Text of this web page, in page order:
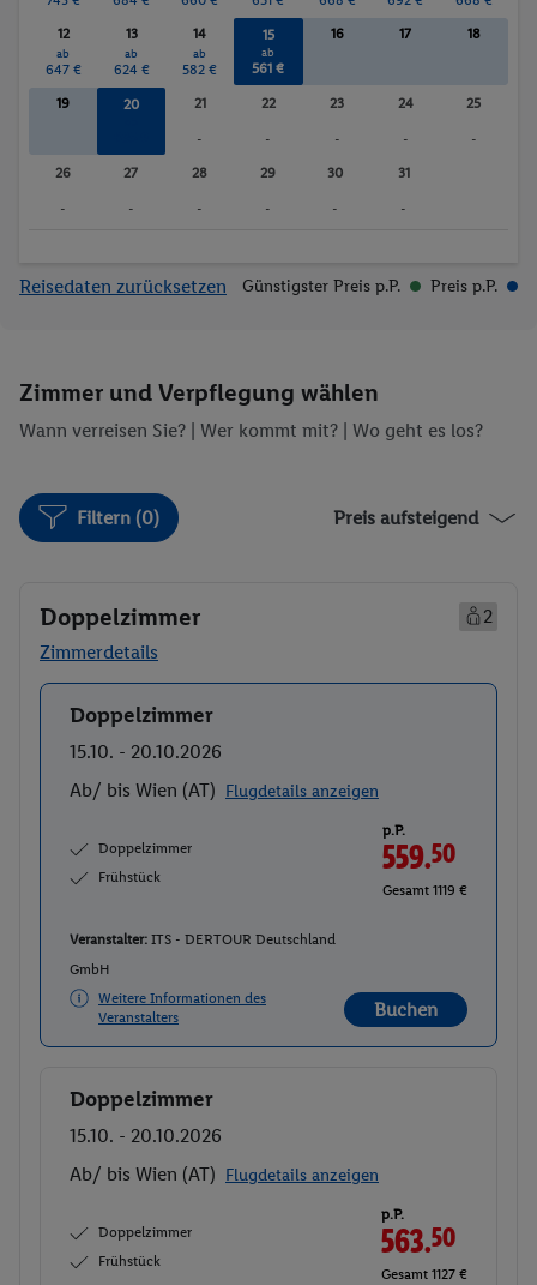
Bräunungsstudio/Sola
rium
Wassersport
Massagen
12
ab
647 €
13
ab
624 €
14
ab
582 €
15
ab
561 €
16 17 18
19 20 21
-
22
-
23
-
24
-
25
-
26
-
27
-
28
-
29
-
30
-
31
-
Reisedaten zurücksetzen Günstigster Preis p.P. Preis p.P.
Zimmer und Verpflegung wählen
Wann verreisen Sie? | Wer kommt mit? | Wo geht es los?
Filtern (0) Preis aufsteigend
Doppelzimmer
2
Zimmerdetails
Buchen
Doppelzimmer
15.10. - 20.10.2026
Ab/ bis Wien (AT) Flugdetails anzeigen
Doppelzimmer
Frühstück
p.P.
559.50
Gesamt 1119 €
Veranstalter: ITS - DERTOUR Deutschland
GmbH
Weitere Informationen des
Veranstalters
Buchen
Buchen
Doppelzimmer
15.10. - 20.10.2026
Ab/ bis Wien (AT) Flugdetails anzeigen
Doppelzimmer
Frühstück
p.P.
563.50
Gesamt 1127 €